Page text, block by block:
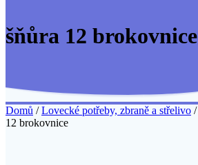
šňůra 12 brokovnice
Domů /Lovecké potřeby, zbraně a střelivo /
12 brokovnice